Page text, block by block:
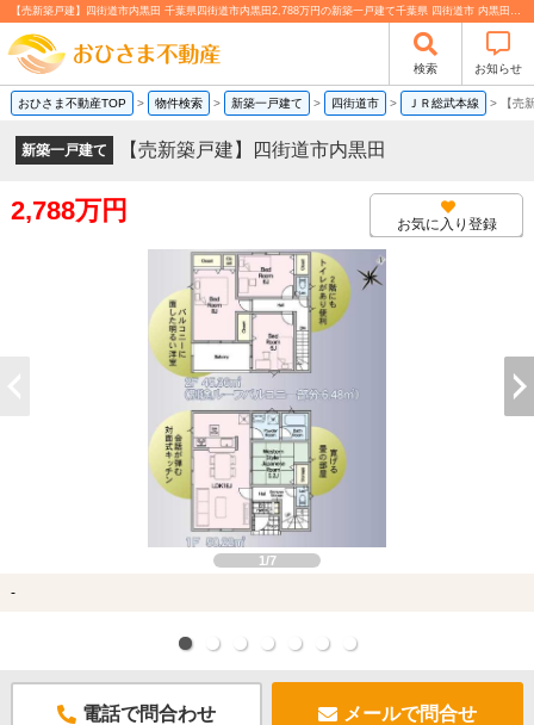
【売新築戸建】四街道市内黒田 千葉県四街道市内黒田2,788万円の新築一戸建て千葉県 四街道市 内黒田 売新築戸建
検索 お知らせ
おひさま不動産TOP > 物件検索 > 新築一戸建て > 四街道市 > ＪＲ総武本線 > 【売
新築一戸建て 【売新築戸建】四街道市内黒田
2,788万円 お気に入り登録
1/7
-
電話で問合わせ メールで問合せ